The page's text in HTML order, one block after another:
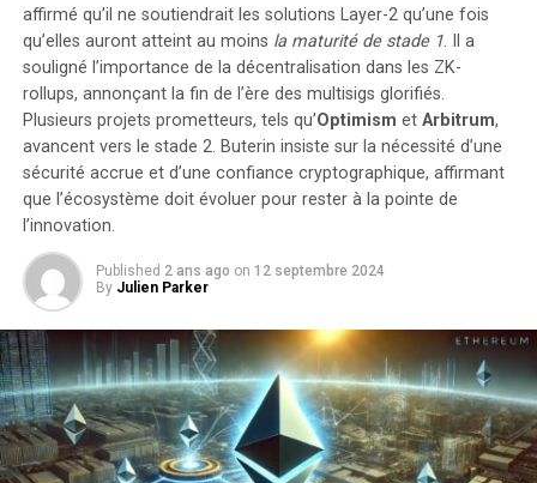
affirmé qu’il ne soutiendrait les solutions Layer-2 qu’une fois
qu’elles auront atteint au moins la maturité de stade 1. Il a
souligné l’importance de la décentralisation dans les ZK-
rollups, annonçant la fin de l’ère des multisigs glorifiés.
Plusieurs projets prometteurs, tels qu’Optimism et Arbitrum,
avancent vers le stade 2. Buterin insiste sur la nécessité d’une
sécurité accrue et d’une confiance cryptographique, affirmant
que l’écosystème doit évoluer pour rester à la pointe de
l’innovation.
Published 2 ans ago on 12 septembre 2024
By Julien Parker